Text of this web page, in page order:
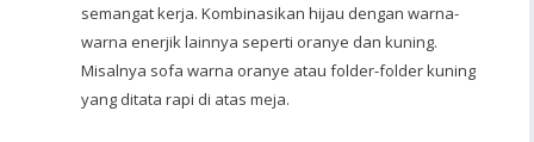
semangat kerja. Kombinasikan hijau dengan warna-
warna enerjik lainnya seperti oranye dan kuning.
Misalnya sofa warna oranye atau folder-folder kuning
yang ditata rapi di atas meja.